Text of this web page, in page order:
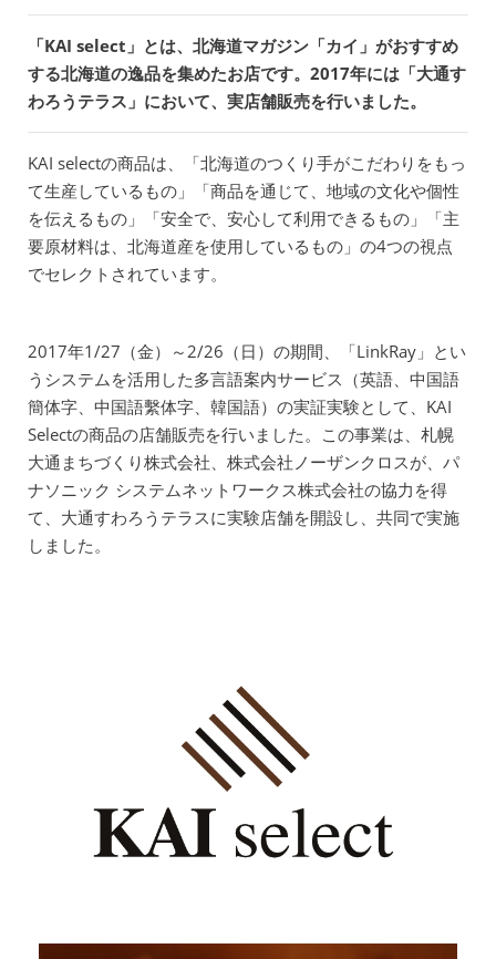
「KAI select」とは、北海道マガジン「カイ」がおすすめ
する北海道の逸品を集めたお店です。2017年には「大通す
わろうテラス」において、実店舗販売を行いました。
KAI selectの商品は、「北海道のつくり手がこだわりをもっ
て生産しているもの」「商品を通じて、地域の文化や個性
を伝えるもの」「安全で、安心して利用できるもの」「主
要原材料は、北海道産を使用しているもの」の4つの視点
でセレクトされています。
2017年1/27（金）～2/26（日）の期間、「LinkRay」とい
うシステムを活用した多言語案内サービス（英語、中国語
簡体字、中国語繫体字、韓国語）の実証実験として、KAI
Selectの商品の店舗販売を行いました。この事業は、札幌
大通まちづくり株式会社、株式会社ノーザンクロスが、パ
ナソニック システムネットワークス株式会社の協力を得
て、大通すわろうテラスに実験店舗を開設し、共同で実施
しました。